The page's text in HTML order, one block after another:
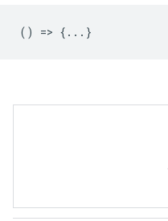
() => {...}